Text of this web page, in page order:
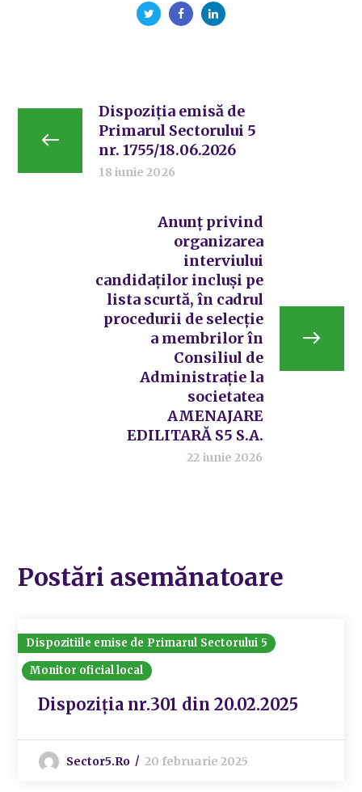
Dispoziția emisă de
Primarul Sectorului 5
nr. 1755/18.06.2026
18 iunie 2026
Anunț privind
organizarea
interviului
candidaților incluși pe
lista scurtă, în cadrul
procedurii de selecție
a membrilor în
Consiliul de
Administrație la
societatea
AMENAJARE
EDILITARĂ S5 S.A.
22 iunie 2026
Postări asemănatoare
Dispozitiile emise de Primarul Sectorului 5
Monitor oficial local
Dispoziția nr.301 din 20.02.2025
Sector5.ro 20 februarie 2025